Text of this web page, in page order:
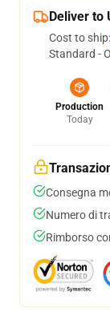
Deliver to
Cost to ship:
Standard -
Production
Today
Consegna
Numero di
Rimborso